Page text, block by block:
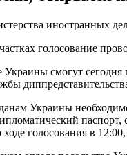
иностранных
голосование
смогут сегодня
Украины
голосования в